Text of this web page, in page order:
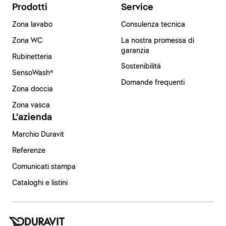
Prodotti
Zona lavabo
Zona WC
Rubinetteria
SensoWash®
Zona doccia
Zona vasca
Service
Consulenza tecnica
La nostra promessa di
garanzia
Sostenibilità
Domande frequenti
L'azienda
Marchio Duravit
Referenze
Comunicati stampa
Cataloghi e listini